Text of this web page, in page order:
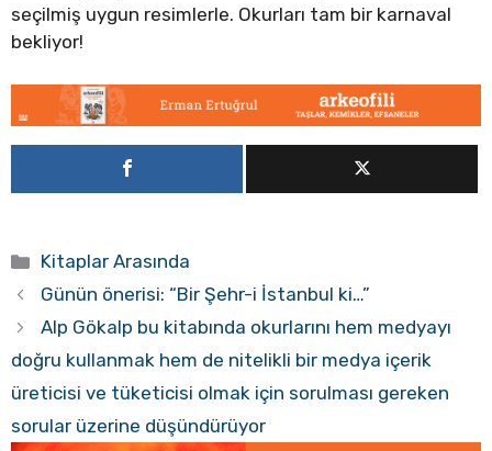
seçilmiş uygun resimlerle. Okurları tam bir karnaval
bekliyor!
Kategoriler
Kitaplar Arasında
Günün önerisi: “Bir Şehr-i İstanbul ki…”
Alp Gökalp bu kitabında okurlarını hem medyayı
doğru kullanmak hem de nitelikli bir medya içerik
üreticisi ve tüketicisi olmak için sorulması gereken
sorular üzerine düşündürüyor